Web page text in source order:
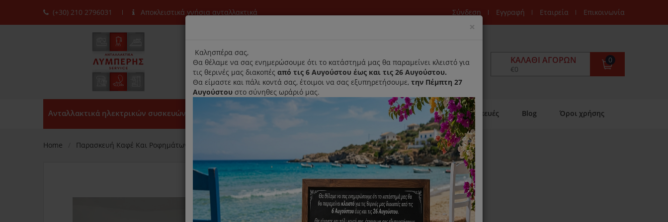
(+30) 210 2796031 Αποκλειστικά γνήσια ανταλλακτικά Σύνδεση Εγγραφή Εταιρεία Επικοινωνία
ΚΑΛΆΘΙ ΑΓΟΡΏΝ
0
€0
Ανταλλακτικά ηλεκτρικών συσκευών Αρχική Παραλαβή- Παράδοση Κατ'οικον Επισκευές Blog Όροι χρήσης
Home Παρασκευή Καφέ Και Ροφημάτων Σετ Κώνων Λεμονοστίφτη IZZY KJ1002
Σετ Κώνων Λεμονοστίφτη IZZY KJ1002
Κωδικός : 211130
Διαθεσιμότητα :
Καταργήθηκε
× Close
title
Καλησπέρα σας,
Θα θέλαμε να σας ενημερώσουμε ότι το κατάστημά μας θα παραμείνει κλειστό για
τις θερινές μας διακοπές από τις 6 Αυγούστου έως και τις 26 Αυγούστου.
Θα είμαστε και πάλι κοντά σας, έτοιμοι να σας εξυπηρετήσουμε, την Πέμπτη 27
Αυγούστου στο σύνηθες ωράριό μας.